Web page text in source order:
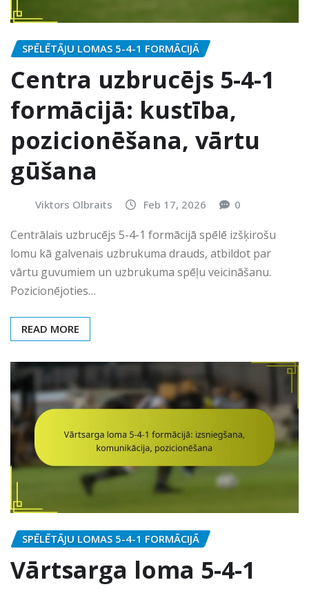
SPĒLĒTĀJU LOMAS 5-4-1 FORMĀCIJĀ
Centra uzbrucējs 5-4-1
formācijā: kustība,
pozicionēšana, vārtu
gūšana
Viktors Olbraits Feb 17, 2026 0
Centrālais uzbrucējs 5-4-1 formācijā spēlē izšķirošu
lomu kā galvenais uzbrukuma drauds, atbildot par
vārtu guvumiem un uzbrukuma spēļu veicināšanu.
Pozicionējoties…
READ MORE
SPĒLĒTĀJU LOMAS 5-4-1 FORMĀCIJĀ
Vārtsarga loma 5-4-1